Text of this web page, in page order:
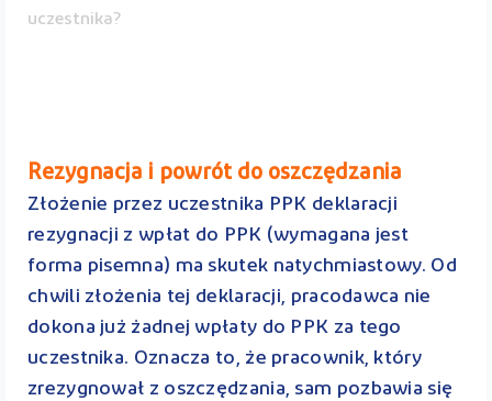
uczestnika?
Rezygnacja i powrót do oszczędzania
Złożenie przez uczestnika PPK deklaracji
rezygnacji z wpłat do PPK (wymagana jest
forma pisemna) ma skutek natychmiastowy. Od
chwili złożenia tej deklaracji, pracodawca nie
dokona już żadnej wpłaty do PPK za tego
uczestnika. Oznacza to, że pracownik, który
zrezygnował z oszczędzania, sam pozbawia się